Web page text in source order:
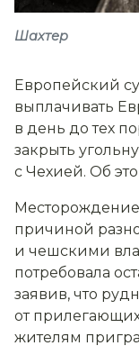
Шахтер
Европейский
выплачивать
в день до тех
закрыть
с Чехией. Об
Месторождение
причиной
и чешскими
потребовала
заявив, что
от
жителям